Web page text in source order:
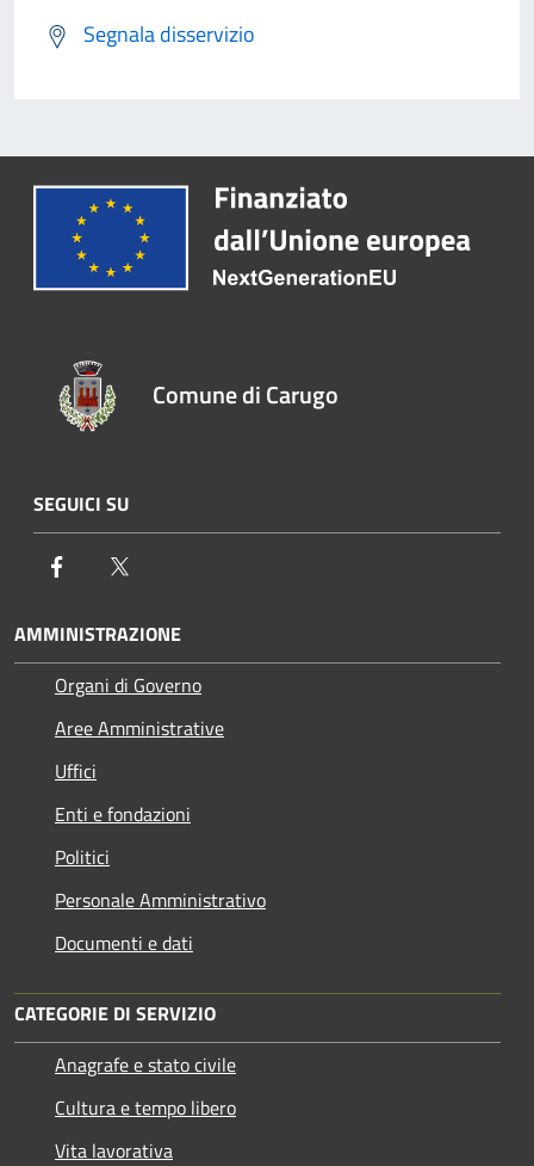
Segnala disservizio
Comune di Carugo
SEGUICI SU
Facebook
AMMINISTRAZIONE
Organi di Governo
Aree Amministrative
Uffici
Enti e fondazioni
Politici
Personale Amministrativo
Documenti e dati
CATEGORIE DI SERVIZIO
Anagrafe e stato civile
Cultura e tempo libero
Vita lavorativa